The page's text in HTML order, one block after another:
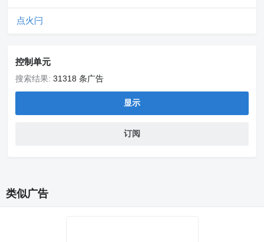
点火闩
控制单元
搜索结果: 31318 条广告
显示
订阅
类似广告